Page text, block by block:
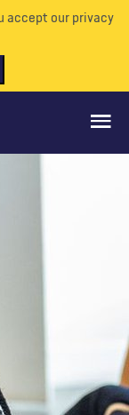
accept our privacy